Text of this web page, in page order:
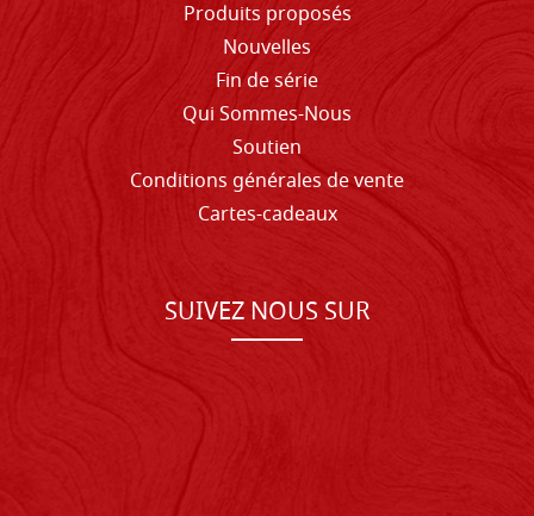
Produits proposés
Nouvelles
Fin de série
Qui Sommes-Nous
Soutien
Conditions générales de vente
Cartes-cadeaux
SUIVEZ NOUS SUR